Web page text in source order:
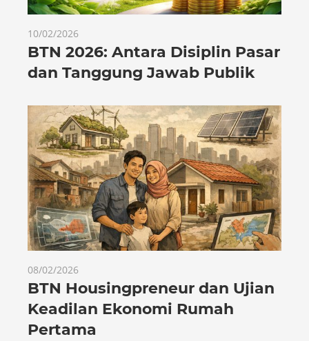
10/02/2026
BTN 2026: Antara Disiplin Pasar
dan Tanggung Jawab Publik
08/02/2026
BTN Housingpreneur dan Ujian
Keadilan Ekonomi Rumah
Pertama